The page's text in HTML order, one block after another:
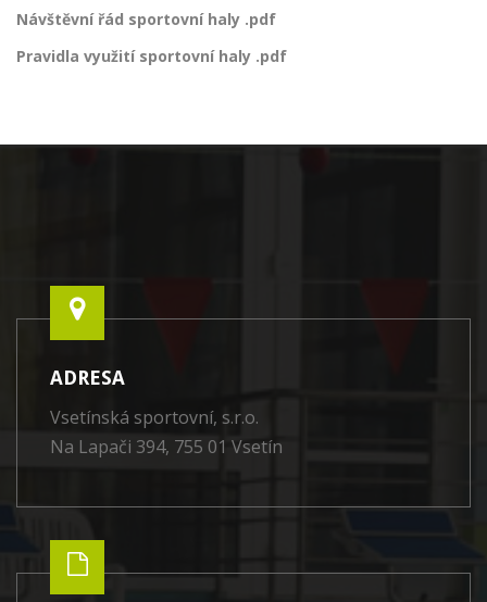
Návštěvní řád sportovní haly .pdf
Pravidla využití sportovní haly .pdf
ADRESA
Vsetínská sportovní, s.r.o.
Na Lapači 394, 755 01 Vsetín